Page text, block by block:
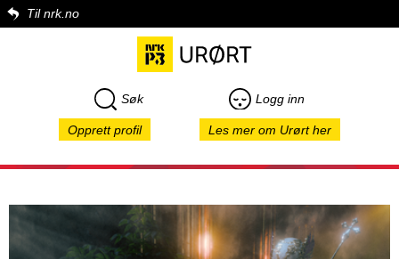
Til nrk.no
Søk Logg inn
Opprett profil Les mer om Urørt her